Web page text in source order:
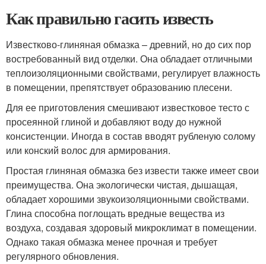
Как правильно гасить известь
Известково-глиняная обмазка – древний, но до сих пор
востребованный вид отделки. Она обладает отличными
теплоизоляционными свойствами, регулирует влажность
в помещении, препятствует образованию плесени.
Для ее приготовления смешивают известковое тесто с
просеянной глиной и добавляют воду до нужной
консистенции. Иногда в состав вводят рубленую солому
или конский волос для армирования.
Простая глиняная обмазка без извести также имеет свои
преимущества. Она экологически чистая, дышащая,
обладает хорошими звукоизоляционными свойствами.
Глина способна поглощать вредные вещества из
воздуха, создавая здоровый микроклимат в помещении.
Однако такая обмазка менее прочная и требует
регулярного обновления.